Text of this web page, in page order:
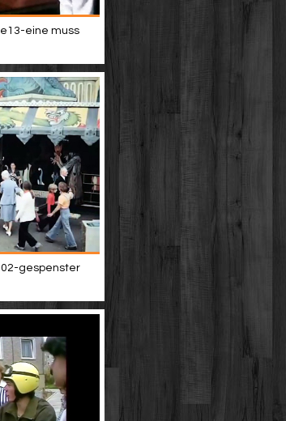
eine muss
gespenster